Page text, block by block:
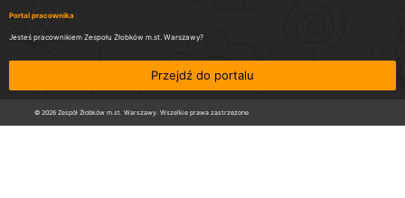
Portal pracownika
Jesteś pracownikiem Zespołu Żłobków m.st. Warszawy?
Przejdź do portalu
© 2026 Zespół Żłobków m.st. Warszawy. Wszelkie prawa zastrzeżone